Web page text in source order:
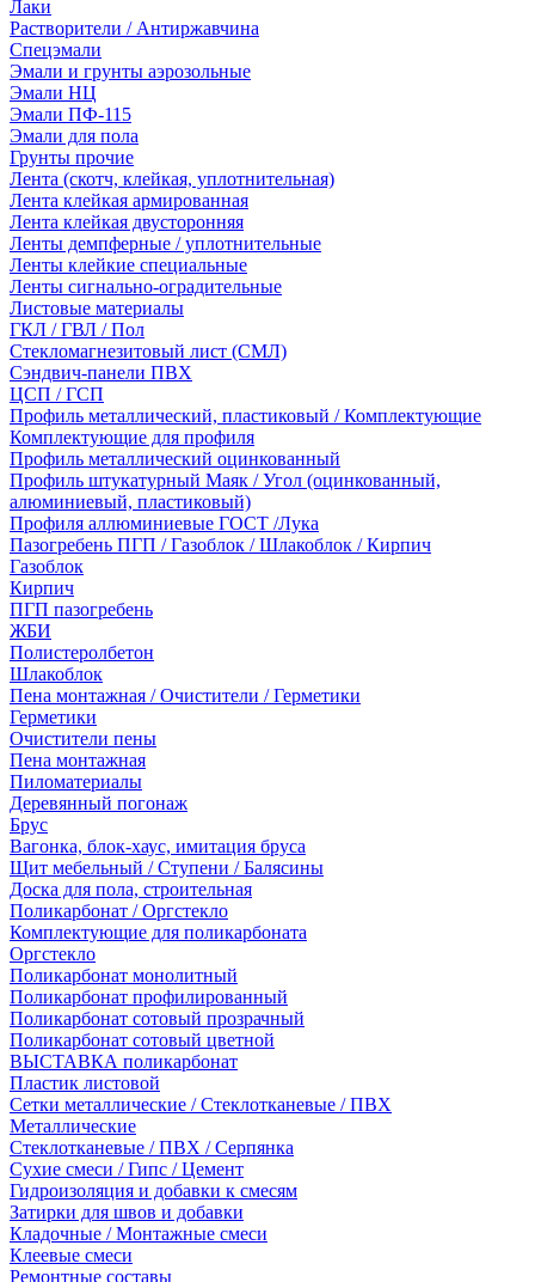
Лаки
Растворители / Антиржавчина
Спецэмали
Эмали и грунты аэрозольные
Эмали НЦ
Эмали ПФ-115
Эмали для пола
Грунты прочие
Лента (скотч, клейкая, уплотнительная)
Лента клейкая армированная
Лента клейкая двусторонняя
Ленты демпферные / уплотнительные
Ленты клейкие специальные
Ленты сигнально-оградительные
Листовые материалы
ГКЛ / ГВЛ / Пол
Стекломагнезитовый лист (СМЛ)
Сэндвич-панели ПВХ
ЦСП / ГСП
Профиль металлический, пластиковый / Комплектующие
Комплектующие для профиля
Профиль металлический оцинкованный
Профиль штукатурный Маяк / Угол (оцинкованный,
алюминиевый, пластиковый)
Профиля аллюминиевые ГОСТ /Лука
Пазогребень ПГП / Газоблок / Шлакоблок / Кирпич
Газоблок
Кирпич
ПГП пазогребень
ЖБИ
Полистеролбетон
Шлакоблок
Пена монтажная / Очистители / Герметики
Герметики
Очистители пены
Пена монтажная
Пиломатериалы
Деревянный погонаж
Брус
Вагонка, блок-хаус, имитация бруса
Щит мебельный / Ступени / Балясины
Доска для пола, строительная
Поликарбонат / Оргстекло
Комплектующие для поликарбоната
Оргстекло
Поликарбонат монолитный
Поликарбонат профилированный
Поликарбонат сотовый прозрачный
Поликарбонат сотовый цветной
ВЫСТАВКА поликарбонат
Пластик листовой
Сетки металлические / Стеклотканевые / ПВХ
Металлические
Стеклотканевые / ПВХ / Серпянка
Сухие смеси / Гипс / Цемент
Гидроизоляция и добавки к смесям
Затирки для швов и добавки
Кладочные / Монтажные смеси
Клеевые смеси
Ремонтные составы